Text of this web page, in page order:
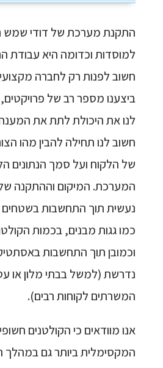
התקנת מערכת של דודי שמש
למוסדות וכדומה היא עבודת
חשוב לפנות רק לחברה
ביצענו מספר רב של פרויקטים,
לנו את היכולת לתת את המענה
חשוב לנו תחילה להבין מהו
של הלקוח ועל סמך הנתונים
המערכת. המיקום וההתקנה
נעשית תוך התחשבות בשטחים
כמו גגות מבנים, בכמות
וכמובן תוך התחשבות
נדרשת (למשל בבתי מלון או
המשרתים לקוחות רבים).
אנו מוודאים כי הקולטנים
המקסימלית ביותר גם במהלך